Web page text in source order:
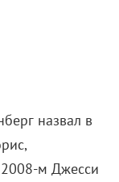
назвал в
м Джесси